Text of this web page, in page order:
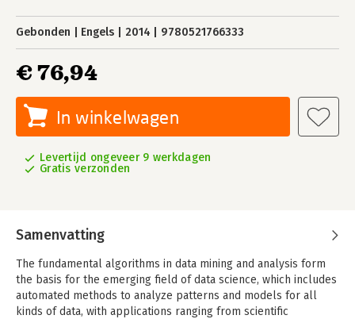
Gebonden Engels 2014 9780521766333
€ 76,94
In winkelwagen
Levertijd ongeveer 9 werkdagen
Gratis verzonden
Samenvatting
The fundamental algorithms in data mining and analysis form
the basis for the emerging field of data science, which includes
automated methods to analyze patterns and models for all
kinds of data, with applications ranging from scientific